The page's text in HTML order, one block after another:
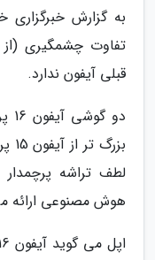
تفاوت چشمگیری
قبلی آیفون ندارد.
لطف تراشه پرچمدار
هوش مصنوعی ارائه